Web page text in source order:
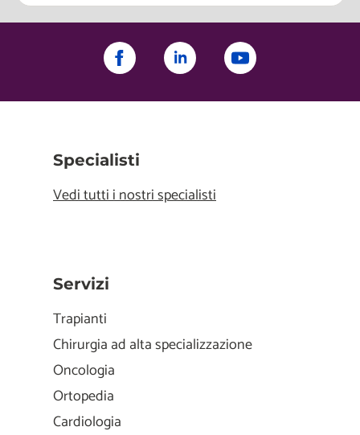
Specialisti
Vedi tutti i nostri specialisti
Servizi
Trapianti
Chirurgia ad alta specializzazione
Oncologia
Ortopedia
Cardiologia